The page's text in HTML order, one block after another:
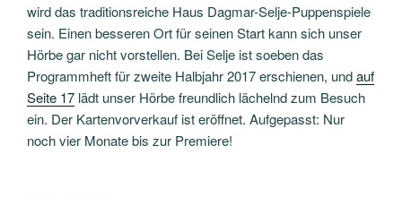
wird das traditionsreiche Haus Dagmar-Selje-Puppenspiele
sein. Einen besseren Ort für seinen Start kann sich unser
Hörbe gar nicht vorstellen. Bei Selje ist soeben das
Programmheft für zweite Halbjahr 2017 erschienen, undauf
Seite 17 lädt unser Hörbe freundlich lächelnd zum Besuch
ein. Der Kartenvorverkauf ist eröffnet. Aufgepasst: Nur
noch vier Monate bis zur Premiere!